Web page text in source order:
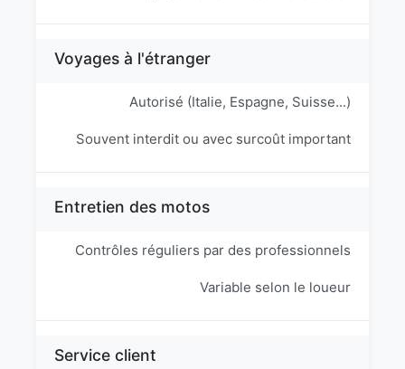
Voyages à l'étranger
Autorisé (Italie, Espagne, Suisse...)
Souvent interdit ou avec surcoût important
Entretien des motos
Contrôles réguliers par des professionnels
Variable selon le loueur
Service client